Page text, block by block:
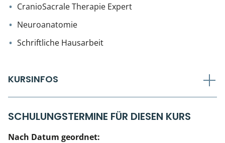
CranioSacrale Therapie Expert
Neuroanatomie
Schriftliche Hausarbeit
KURSINFOS
SCHULUNGSTERMINE FÜR DIESEN KURS
Nach Datum geordnet: